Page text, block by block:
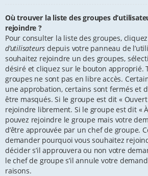
Où trouver la liste des groupes
rejoindre ?
Pour consulter la liste des groupes,
d’utilisateurs depuis votre panneau de
souhaitez rejoindre un des groupes,
désiré et cliquez sur le bouton approprié.
groupes ne sont pas en libre accès.
une approbation, certains sont fermés et
être masqués. Si le groupe est dit «
rejoindre librement. Si le groupe est dit «
pouvez rejoindre le groupe mais votre
d’être approuvée par un chef de groupe.
demander pourquoi vous souhaitez
décider s’il approuvera ou non votre
le chef de groupe s’il annule votre
raisons.